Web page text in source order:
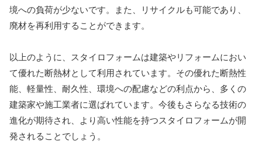
境への負荷が少ないです。また、リサイクルも可能であり、
廃材を再利用することができます。
以上のように、スタイロフォームは建築やリフォームにおい
て優れた断熱材として利用されています。その優れた断熱性
能、軽量性、耐久性、環境への配慮などの利点から、多くの
建築家や施工業者に選ばれています。今後もさらなる技術の
進化が期待され、より高い性能を持つスタイロフォームが開
発されることでしょう。